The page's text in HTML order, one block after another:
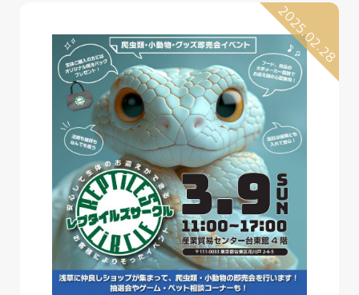
2025.02.28